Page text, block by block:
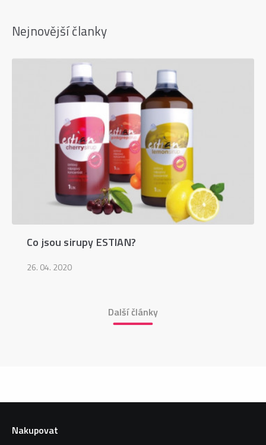
Nejnovější članky
Co jsou sirupy ESTIAN?
26. 04. 2020
Další články
Nakupovat